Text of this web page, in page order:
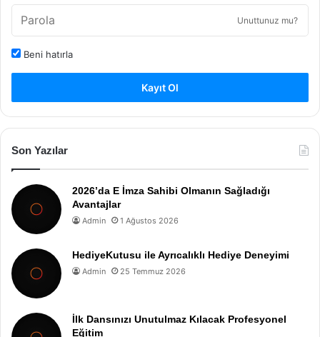
Unuttunuz mu?
Beni hatırla
Kayıt Ol
Son Yazılar
2026’da E İmza Sahibi Olmanın Sağladığı
Avantajlar
Admin 1 Ağustos 2026
HediyeKutusu ile Ayrıcalıklı Hediye Deneyimi
Admin 25 Temmuz 2026
İlk Dansınızı Unutulmaz Kılacak Profesyonel
Eğitim